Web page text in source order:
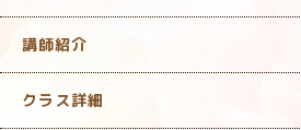
講師紹介
クラス詳細